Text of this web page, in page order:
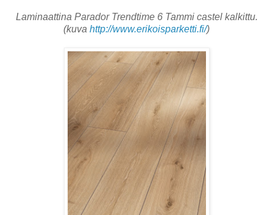
Laminaattina Parador Trendtime 6 Tammi castel kalkittu.
(kuva http://www.erikoisparketti.fi/)